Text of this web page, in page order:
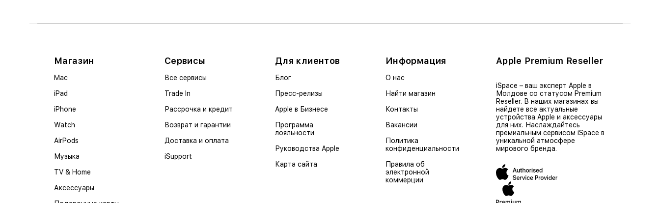
Магазин
Mac
iPad
iPhone
Watch
AirPods
Музыка
TV & Home
Аксессуары
Сервисы
Все сервисы
Trade In
Рассрочка и кредит
Возврат и гарантии
Доставка и оплата
iSupport
Для клиентов
Блог
Пресс-релизы
Apple в Бизнесе
Программа
лояльности
Руководства Apple
Карта сайта
Информация
О нас
Найти магазин
Контакты
Вакансии
Политика
конфиденциальности
Правила об
электронной
коммерции
Apple Premium Reseller
iSpace – ваш эксперт Apple в
Молдове со статусом Premium
Reseller. В наших магазинах вы
найдете все актуальные
устройства Apple и аксессуары
для них. Наслаждайтесь
премиальным сервисом iSpace в
уникальной атмосфере
мирового бренда.